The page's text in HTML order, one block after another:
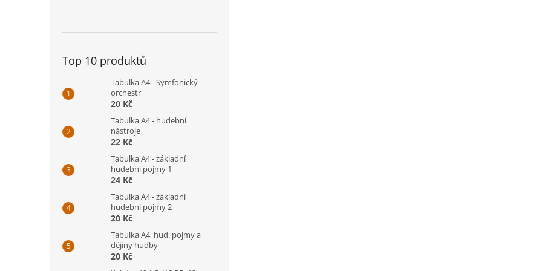
Top 10 produktů
Tabulka A4 - Symfonický
orchestr
20 Kč
Tabulka A4 - hudební
nástroje
22 Kč
Tabulka A4 - základní
hudební pojmy 1
24 Kč
Tabulka A4 - základní
hudební pojmy 2
20 Kč
Tabulka A4, hud. pojmy a
dějiny hudby
20 Kč